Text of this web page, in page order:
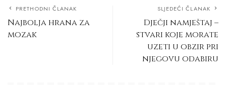
PRETHODNI ČLANAK
Najbolja hrana za
mozak
SLJEDEĆI ČLANAK
Dječji namještaj –
stvari koje morate
uzeti u obzir pri
njegovu odabiru